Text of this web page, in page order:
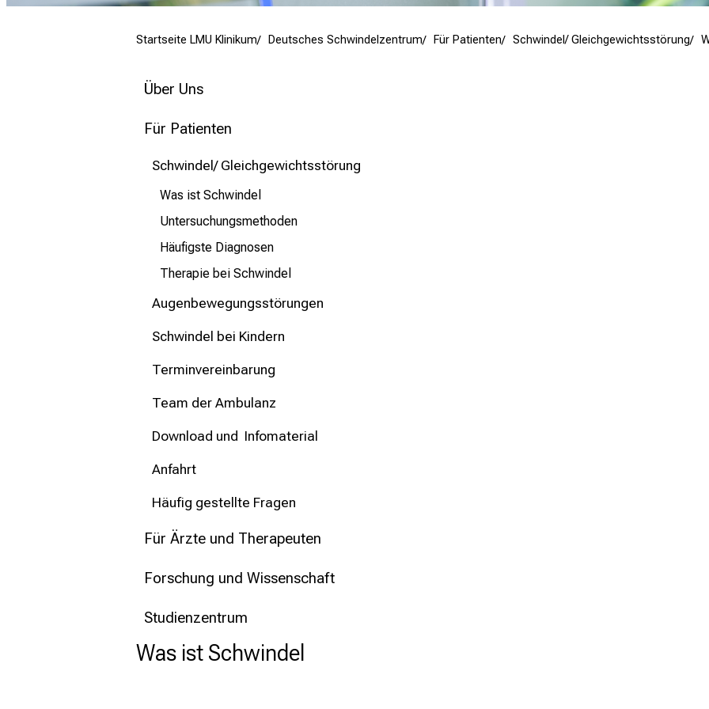
Startseite LMU Klinikum Deutsches Schwindelzentrum Für Patienten Schwindel/ Gleichgewichtsstörung
Über Uns
Für Patienten
Schwindel/ Gleichgewichtsstörung
Was ist Schwindel
Untersuchungsmethoden
Häufigste Diagnosen
Therapie bei Schwindel
Augenbewegungsstörungen
Schwindel bei Kindern
Terminvereinbarung
Team der Ambulanz
Download und Infomaterial
Anfahrt
Häufig gestellte Fragen
Für Ärzte und Therapeuten
Forschung und Wissenschaft
Studienzentrum
Was ist Schwindel